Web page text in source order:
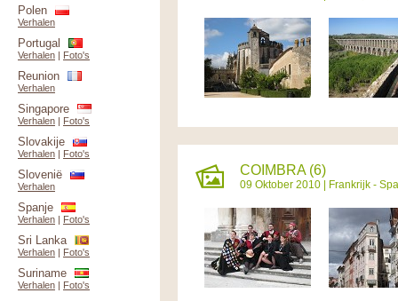
COIMBRA (6)
09 Oktober 2010 | Frankrijk -
Polen
Verhalen
Portugal
Verhalen | Foto's
Reunion
Verhalen
Singapore
Verhalen | Foto's
Slovakije
Verhalen | Foto's
Slovenië
Verhalen
Spanje
Verhalen | Foto's
Sri Lanka
Verhalen | Foto's
Suriname
Verhalen | Foto's